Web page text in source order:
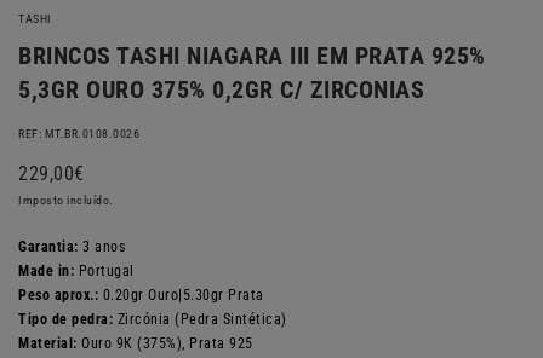
modal
TASHI
BRINCOS TASHI NIAGARA III EM PRATA 925%
5,3GR OURO 375% 0,2GR C/ ZIRCONIAS
REF: MT.BR.0108.0026
Preço
normal
229,00€
Imposto incluído.
Garantia: 3 anos
Made in: Portugal
Peso aprox.: 0.20gr Ouro|5.30gr Prata
Tipo de pedra: Zircónia (Pedra Sintética)
Material: Ouro 9K (375%), Prata 925